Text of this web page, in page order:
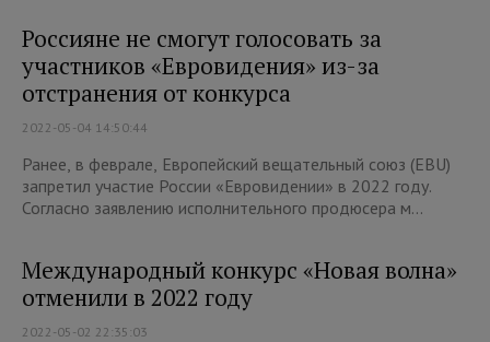
Россияне не смогут голосовать за
участников «Евровидения» из-за
отстранения от конкурса
2022-05-04 14:50:44
Ранее, в феврале, Европейский вещательный союз (EBU)
запретил участие России «Евровидении» в 2022 году.
Согласно заявлению исполнительного продюсера м...
Международный конкурс «Новая волна»
отменили в 2022 году
2022-05-02 22:35:03